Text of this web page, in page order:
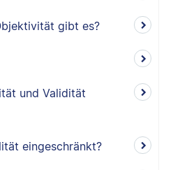
gibt es?
und Validität
eingeschränkt?